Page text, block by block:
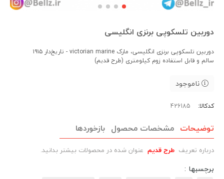
دوربین تلسکوپی برنزی انگلیسی
دوربین تلسکوپی برنزی انگلیسی، مارک victorian marine - تاریخ‌دار ۱۹۱۵
سالم و قابل استفاده زوم کیلومتری (طرح قدیم)
ناموجود
کدکالا:
توضیحات مشخصات محصول بازخوردها
درباره تعریف طرح قدیم عنوان شده در محصولات بیشتر بدانید.
برچسبها :